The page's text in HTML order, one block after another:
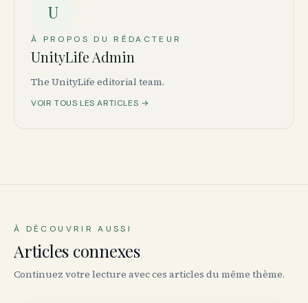
U
À PROPOS DU RÉDACTEUR
UnityLife Admin
The UnityLife editorial team.
VOIR TOUS LES ARTICLES →
À DÉCOUVRIR AUSSI
Articles connexes
Continuez votre lecture avec ces articles du même thème.